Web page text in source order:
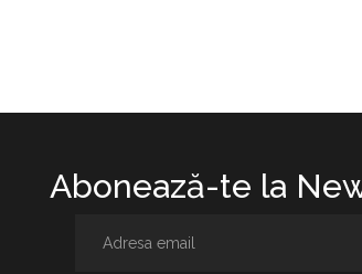
Abonează-te la